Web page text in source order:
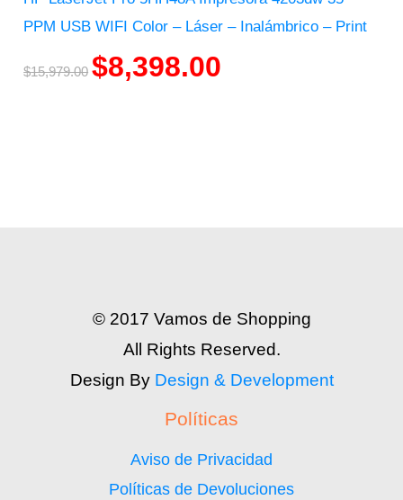
PPM USB WIFI Color – Láser – Inalámbrico – Print
$15,979.00 $8,398.00
© 2017 Vamos de Shopping
All Rights Reserved.
Design By Design & Development
Políticas
Aviso de Privacidad
Políticas de Devoluciones